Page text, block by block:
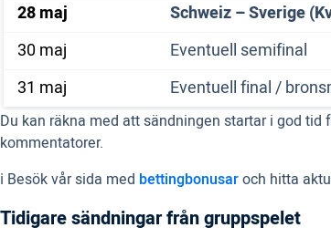
28 maj
Schweiz – Sverige
30 maj
Eventuell semifinal
31 maj
Eventuell final /
Du kan räkna med att sändningen startar i god
kommentatorer.
ℹ️ Besök vår sida med bettingbonusaroch hitta
Tidigare sändningar från gruppspelet